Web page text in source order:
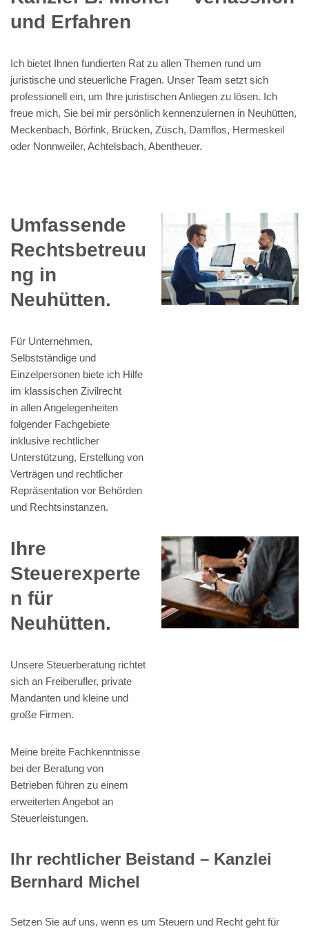
und Erfahren
Ich bietet Ihnen fundierten Rat zu allen Themen rund um
juristische und steuerliche Fragen. Unser Team setzt sich
professionell ein, um Ihre juristischen Anliegen zu lösen. Ich
freue mich, Sie bei mir persönlich kennenzulernen in Neuhütten,
Meckenbach, Börfink, Brücken, Züsch, Damflos, Hermeskeil
oder Nonnweiler, Achtelsbach, Abentheuer.
Umfassende
Rechtsbetreuu
ng in
Neuhütten.
Für Unternehmen,
Selbstständige und
Einzelpersonen biete ich Hilfe
im klassischen Zivilrecht
in allen Angelegenheiten
folgender Fachgebiete
inklusive rechtlicher
Unterstützung, Erstellung von
Verträgen und rechtlicher
Repräsentation vor Behörden
und Rechtsinstanzen.
Ihre
Steuerexperte
n für
Neuhütten.
Unsere Steuerberatung richtet
sich an Freiberufler, private
Mandanten und kleine und
große Firmen.
Meine breite Fachkenntnisse
bei der Beratung von
Betrieben führen zu einem
erweiterten Angebot an
Steuerleistungen.
Ihr rechtlicher Beistand – Kanzlei
Bernhard Michel
Setzen Sie auf uns, wenn es um Steuern und Recht geht für